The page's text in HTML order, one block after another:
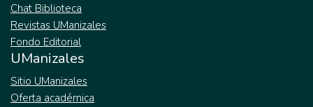
Chat Biblioteca
Revistas UManizales
Fondo Editorial
UManizales
Sitio UManizales
Oferta académica